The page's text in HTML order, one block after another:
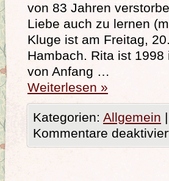
von 83 Jahren
Liebe auch zu lernen
Kluge ist am Freitag,
Hambach. Rita ist
von Anfang …
Weiterlesen »
Kategorien: Allgemein |
Kommentare